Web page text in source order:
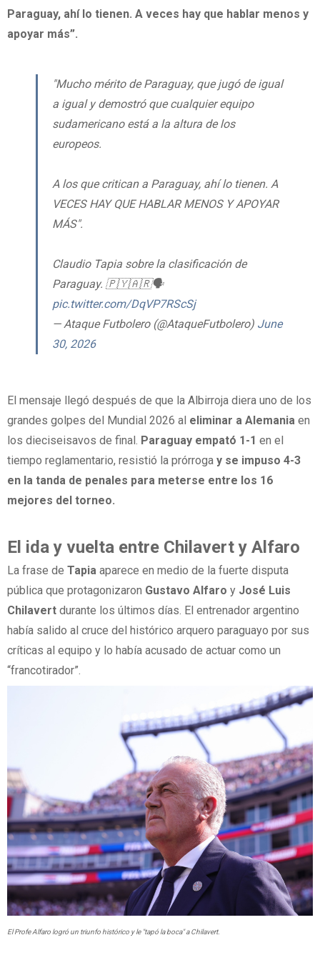
Paraguay, ahí lo tienen. A veces hay que hablar menos y
apoyar más”.
"Mucho mérito de Paraguay, que jugó de igual
a igual y demostró que cualquier equipo
sudamericano está a la altura de los
europeos.
A los que critican a Paraguay, ahí lo tienen. A
VECES HAY QUE HABLAR MENOS Y APOYAR
MÁS".
Claudio Tapia sobre la clasificación de
Paraguay. 🇵🇾🇦🇷🗣️
pic.twitter.com/DqVP7RScSj
— Ataque Futbolero (@AtaqueFutbolero) June
30, 2026
El mensaje llegó después de que la Albirroja diera uno de los
grandes golpes del Mundial 2026 al eliminar a Alemania en
los dieciseisavos de final. Paraguay empató 1-1 en el
tiempo reglamentario, resistió la prórroga y se impuso 4-3
en la tanda de penales para meterse entre los 16
mejores del torneo.
El ida y vuelta entre Chilavert y Alfaro
La frase de Tapia aparece en medio de la fuerte disputa
pública que protagonizaron Gustavo Alfaro y José Luis
Chilavert durante los últimos días. El entrenador argentino
había salido al cruce del histórico arquero paraguayo por sus
críticas al equipo y lo había acusado de actuar como un
“francotirador”.
El Profe Alfaro logró un triunfo histórico y le "tapó la boca" a Chilavert.